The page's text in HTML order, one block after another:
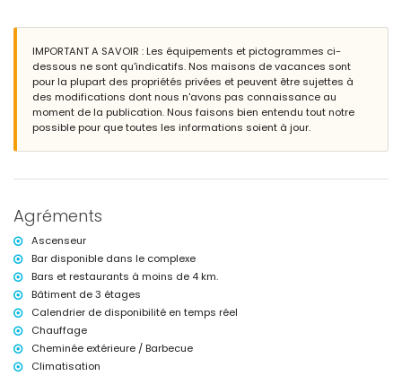
terrasse
barbecue
espace salon extérieur et espace salle à manger extérieur
place de parking couverte privée
Informations supplémentaires
ville la plus proche à moins de 4 kilomètres de l'appartement
l'appartement
l'appartement)
de l'appartement)
deuxième aéroport le plus proche : Alicante (à plus de 100 kilomètres)
transport public à proximité : train à moins de 4 kilomètres
interdiction de fumer
animaux de compagnie non admis
L'immeuble où se trouve l'hébergement dispose d'un ascenseur.
L'hébergement est très adapté aux familles avec enfants
Équipements et services privés inclus dans le prix de la location
IMPORTANT A SAVOIR : Les équipements et pictogrammes ci-
dessous ne sont qu'indicatifs. Nos maisons de vacances sont
pour la plupart des propriétés privées et peuvent être sujettes à
des modifications dont nous n'avons pas connaissance au
moment de la publication. Nous faisons bien entendu tout notre
possible pour que toutes les informations soient à jour.
Agréments
Ascenseur
Bar disponible dans le complexe
Bars et restaurants à moins de 4 km.
Bâtiment de 3 étages
Calendrier de disponibilité en temps réel
Chauffage
Cheminée extérieure / Barbecue
Climatisation